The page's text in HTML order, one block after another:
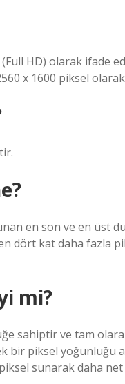
HD) olarak ifade
x 1600 piksel olarak
en son ve en üst
dört kat daha fazla
mi?
sahiptir ve tam
bir piksel yoğunluğu
sunarak daha